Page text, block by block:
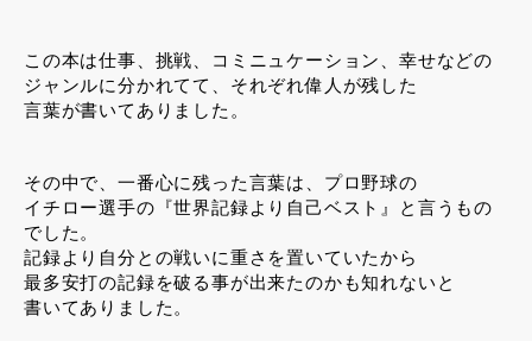
この本は仕事、挑戦、コミニュケーション、幸せなどの
ジャンルに分かれてて、それぞれ偉人が残した
言葉が書いてありました。
その中で、一番心に残った言葉は、プロ野球の
イチロー選手の『世界記録より自己ベスト』と言うもの
でした。
記録より自分との戦いに重さを置いていたから
最多安打の記録を破る事が出来たのかも知れないと
書いてありました。